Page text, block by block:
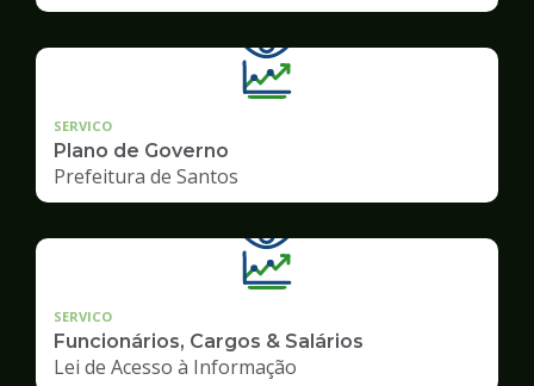
SERVICO
Plano de Governo
Prefeitura de Santos
SERVICO
Funcionários, Cargos & Salários
Lei de Acesso à Informação